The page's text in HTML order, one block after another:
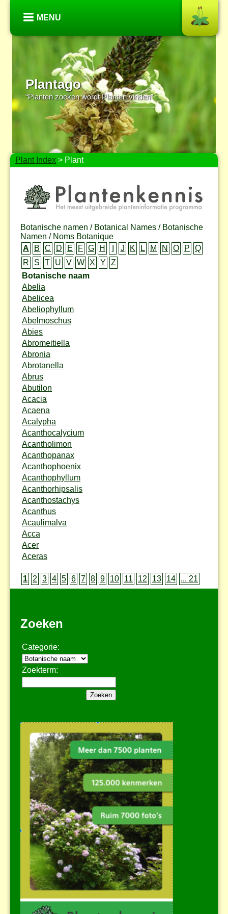
MENU
Plantago
“Planten zoeken wordt Planten vinden”
Plant Index > Plant
Botanische namen / Botanical Names / Botanische
Namen / Noms Botanique
A
B C D E F G H J K L M N O P
Q
R
S T U V W X Y
Z
Botanische naam
Abelia
Abelicea
Abeliophyllum
Abelmoschus
Abies
Abromeitiella
Abronia
Abrotanella
Abrus
Abutilon
Acacia
Acaena
Acalypha
Acanthocalycium
Acantholimon
Acanthopanax
Acanthophoenix
Acanthophyllum
Acanthorhipsalis
Acanthostachys
Acanthus
Acaulimalva
Acca
Acer
Aceras
1 2 3 4 5 6 7 8 9 10 11 12 13 14 ... 21
Zoeken
Categorie:
Zoekterm: